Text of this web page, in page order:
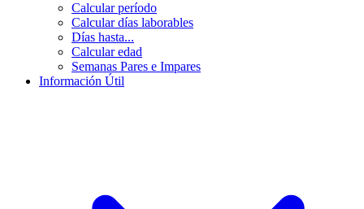
Calcular período
Calcular días laborables
Días hasta...
Calcular edad
Semanas Pares e Impares
Información Útil